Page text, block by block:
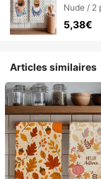
Idéal
Nude / 2
5,38€
Articles similaires